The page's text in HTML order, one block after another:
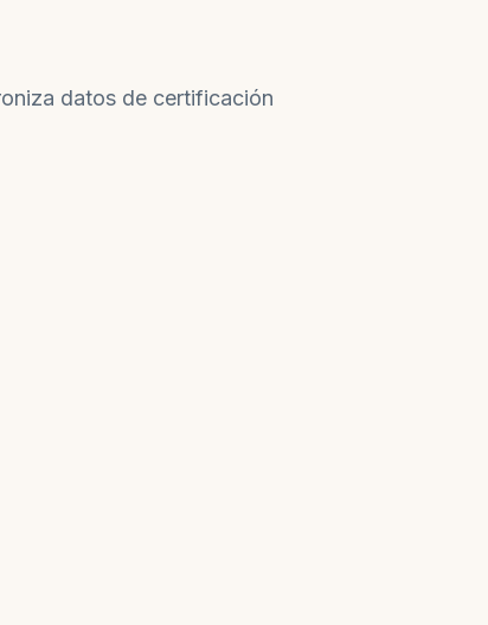
datos de certificación